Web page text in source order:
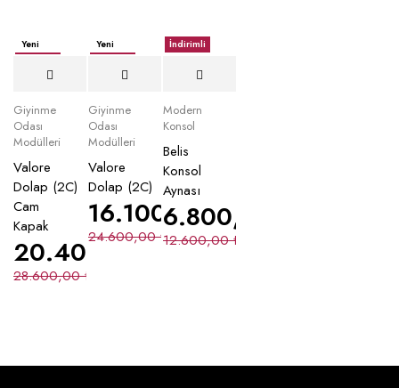
Yeni
Giyinme
Odası
Modülleri
Valore
Dolap (2C)
Cam
Kapak
28.600,00₺
20.400,00₺
Yeni
Giyinme
Odası
Modülleri
Valore
Dolap (2C)
24.600,00₺
16.100,00₺
İndirimli
Modern
Konsol
Belis
Konsol
Aynası
12.600,00₺
6.800,00